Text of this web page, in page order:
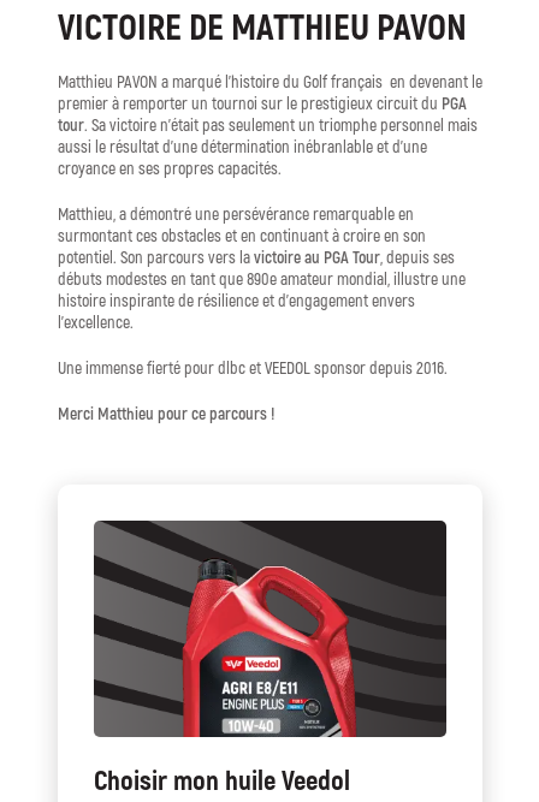
VICTOIRE DE MATTHIEU PAVON
Matthieu PAVON a marqué l’histoire du Golf français en devenant le
premier à remporter un tournoi sur le prestigieux circuit du PGA
tour. Sa victoire n’était pas seulement un triomphe personnel mais
aussi le résultat d’une détermination inébranlable et d’une
croyance en ses propres capacités.
Matthieu, a démontré une persévérance remarquable en
surmontant ces obstacles et en continuant à croire en son
potentiel. Son parcours vers lavictoire au PGA Tour, depuis ses
débuts modestes en tant que 890e amateur mondial, illustre une
histoire inspirante de résilience et d’engagement envers
l’excellence.
Une immense fierté pour dlbc et VEEDOL sponsor depuis 2016.
Merci Matthieu pour ce parcours !
Choisir mon huile Veedol